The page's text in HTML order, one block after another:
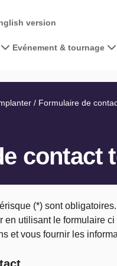
Evénement & tournage
version
Formulaire de
contact
(*) sont obligatoires.
en utilisant le formulaire
et vous fournir les